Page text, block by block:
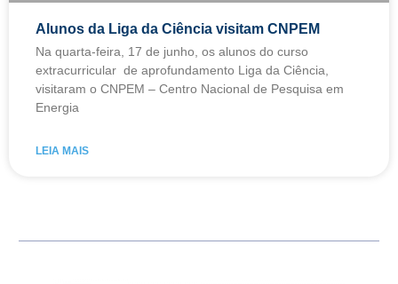
Alunos da Liga da Ciência visitam CNPEM
Na quarta-feira, 17 de junho, os alunos do curso
extracurricular de aprofundamento Liga da Ciência,
visitaram o CNPEM – Centro Nacional de Pesquisa em
Energia
LEIA MAIS